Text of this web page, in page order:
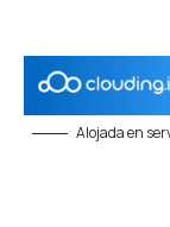
Alojada en